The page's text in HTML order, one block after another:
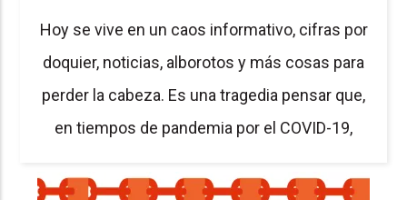
Hoy se vive en un caos informativo, cifras por
doquier, noticias, alborotos y más cosas para
perder la cabeza. Es una tragedia pensar que,
en tiempos de pandemia por el COVID-19,